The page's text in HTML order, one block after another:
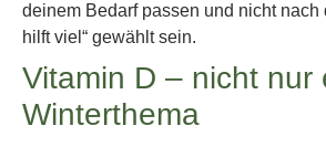
deinem Bedarf passen und nicht nach
hilft viel“ gewählt sein.
Vitamin D – nicht nur
Winterthema